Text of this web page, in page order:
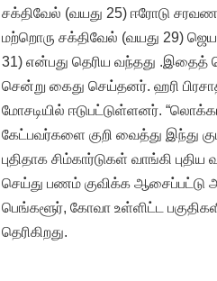
சக்திவேல் (வயது 25) ஈரோடு
மற்றொரு சக்திவேல் (வயது 29)
31) என்பது தெரிய வந்தது .இதைத்
சென்று கைது செய்தனர். ஹரி
மோசடியில் ஈடுபட்டுள்ளனர்.
கேட்பவர்களை குறி வைத்து இந்து
புதிதாக சிம்கார்டுகள் வாங்கி
செய்து பணம் குவிக்க ஆசைப்பட்டு
பெங்களூர், கோவா உள்ளிட்ட
தெரிகிறது.